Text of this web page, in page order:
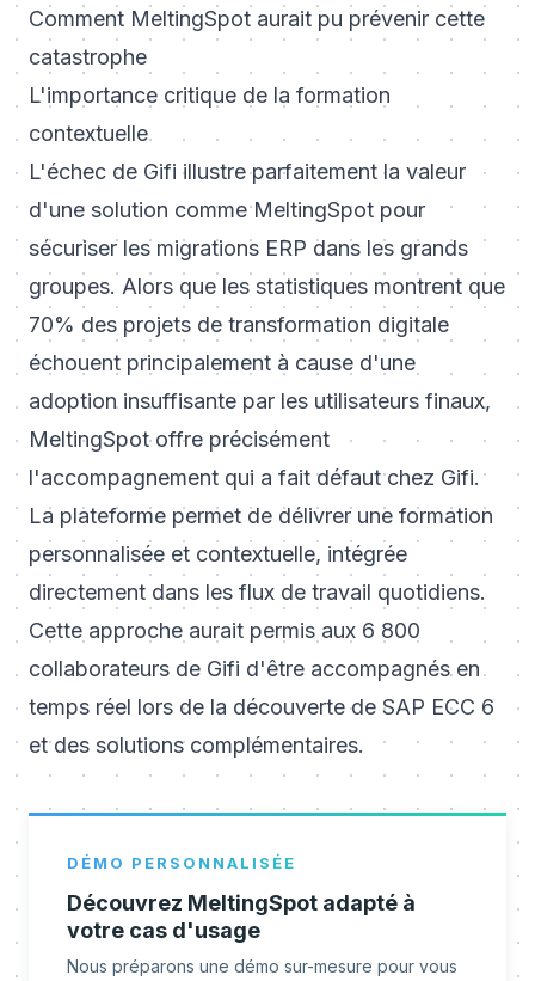
Comment MeltingSpot aurait pu prévenir cette
catastrophe
L'importance critique de la formation
contextuelle
L'échec de Gifi illustre parfaitement la valeur
d'une solution comme MeltingSpot pour
sécuriser les migrations ERP dans les grands
groupes. Alors que les statistiques montrent que
70% des projets de transformation digitale
échouent principalement à cause d'une
adoption insuffisante par les utilisateurs finaux,
MeltingSpot offre précisément
l'accompagnement qui a fait défaut chez Gifi.
La plateforme permet de délivrer une formation
personnalisée et contextuelle, intégrée
directement dans les flux de travail quotidiens.
Cette approche aurait permis aux 6 800
collaborateurs de Gifi d'être accompagnés en
temps réel lors de la découverte de SAP ECC 6
et des solutions complémentaires.
DÉMO PERSONNALISÉE
Découvrez MeltingSpot adapté à
votre cas d'usage
Nous préparons une démo sur-mesure pour vous